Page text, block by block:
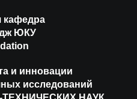
кафедра
ЮКУ
и инновации
исследований